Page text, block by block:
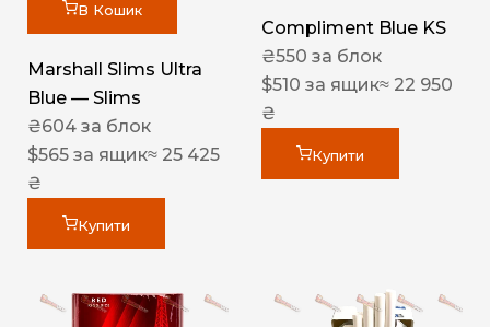
В Кошик
Marshall Slims Ultra
Blue — Slims
₴604 за блок
$565 за ящик≈ 25 425
₴
Купити
Compliment Blue KS
₴550 за блок
$510 за ящик≈ 22 950
₴
Купити